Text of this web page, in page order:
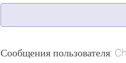
Вы
Сообщения пользователя: